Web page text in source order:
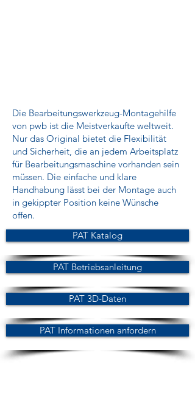
Die Bearbeitungswerkzeug-Montagehilfe
von pwb ist die Meistverkaufte weltweit.
Nur das Original bietet die Flexibilität
und Sicherheit, die an jedem Arbeitsplatz
für Bearbeitungsmaschine vorhanden sein
müssen. Die einfache und klare
Handhabung lässt bei der Montage auch
in gekippter Position keine Wünsche
offen.
PAT Katalog
PAT Betriebsanleitung
PAT 3D-Daten
PAT Informationen anfordern